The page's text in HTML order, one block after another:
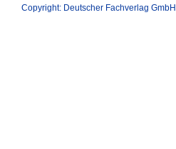
Copyright: Deutscher Fachverlag GmbH